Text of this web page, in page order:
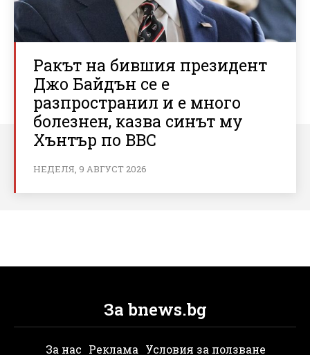
Ракът на бившия президент
Джо Байдън се е
разпространил и е много
болезнен, казва синът му
Хънтър по BBC
НЕДЕЛЯ, 9 АВГУСТ 2026
За bnews.bg
За нас Реклама Условия за ползване